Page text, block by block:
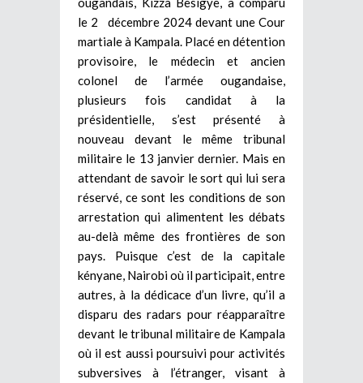
le 2 décembre 2024 devant une Cour
martiale à Kampala. Placé en détention
provisoire, le médecin et ancien
colonel de l’armée ougandaise,
plusieurs fois candidat à la
présidentielle, s’est présenté à
nouveau devant le même tribunal
militaire le 13 janvier dernier. Mais en
attendant de savoir le sort qui lui sera
réservé, ce sont les conditions de son
arrestation qui alimentent les débats
au-delà même des frontières de son
pays. Puisque c’est de la capitale
kényane, Nairobi où il participait, entre
autres, à la dédicace d’un livre, qu’il a
disparu des radars pour réapparaître
devant le tribunal militaire de Kampala
où il est aussi poursuivi pour activités
subversives à l’étranger, visant à